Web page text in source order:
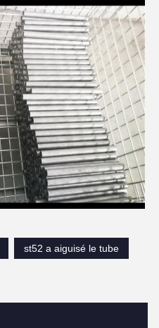
st52 a aiguisé le tube